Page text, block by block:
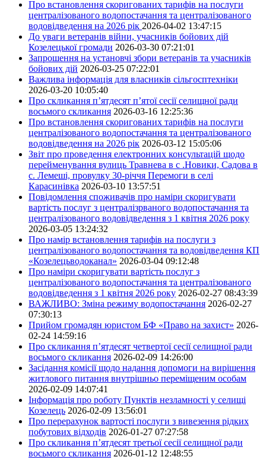
Про встановлення скоригованих тарифів на послуги
централізованого водопостачання та централізованого
водовідведення на 2026 рік 2026-04-02 13:47:15
До уваги ветеранів війни, учасників бойових дій
Козелецької громади 2026-03-30 07:21:01
Запрошення на установчі збори ветеранів та учасників
бойових дій 2026-03-25 07:22:01
Важлива інформація для власників сільгосптехніки
2026-03-20 10:05:40
Про скликання п’ятдесят п’ятої сесії селищної ради
восьмого скликання 2026-03-16 12:25:36
Про встановлення скоригованих тарифів на послуги
централізованого водопостачання та централізованого
водовідведення на 2026 рік 2026-03-12 15:05:06
Звіт про проведення електронних консультацій щодо
перейменування вулиць Травнева в с .Новики, Садова в
с. Лемеші, провулку 30-річчя Перемоги в селі
Карасинівка 2026-03-10 13:57:51
Повідомлення споживачів про наміри скоригувати
вартість послуг з централізрваного водопостачання та
централізованого водовідведення з 1 квітня 2026 року
2026-03-05 13:24:32
Про намір встановлення тарифів на послуги з
централізованого водопостачання та водовідведення КП
«Козелецьводоканал» 2026-03-04 09:12:48
Про наміри скоригувати вартість послуг з
централізованого водопостачання та централізованого
водовідведення з 1 квітня 2026 року 2026-02-27 08:43:39
ВАЖЛИВО: Зміна режиму водопостачання 2026-02-27
07:30:13
Прийом громадян юристом БФ «Право на захист» 2026-
02-24 14:59:16
Про скликання п’ятдесят четвертої сесії селищної ради
восьмого скликання 2026-02-09 14:26:00
Засідання комісії щодо надання допомоги на вирішення
житлового питання внутрішньо переміщеним особам
2026-02-09 14:07:41
Інформація про роботу Пунктів незламності у селищі
Козелець 2026-02-09 13:56:01
Про перерахунок вартості послуги з вивезення рідких
побутових відходів 2026-01-27 07:27:58
Про скликання п’ятдесят третьої сесії селищної ради
восьмого скликання 2026-01-12 12:48:55